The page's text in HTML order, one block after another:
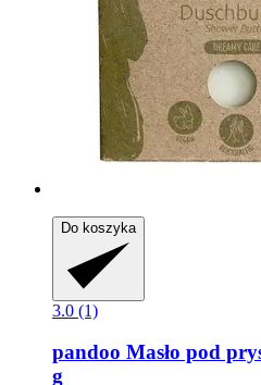
Do koszyka
3.0 (1)
pandoo Masło pod
g